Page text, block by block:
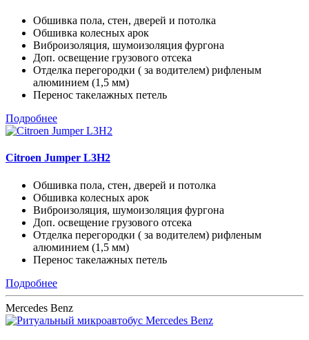
Обшивка пола, стен, дверей и потолка
Обшивка колесных арок
Виброизоляция, шумоизоляция фургона
Доп. освещение грузового отсека
Отделка перегородки ( за водителем) рифленым
алюминием (1,5 мм)
Перенос такелажных петель
Подробнее
Citroen Jumper L3H2
Обшивка пола, стен, дверей и потолка
Обшивка колесных арок
Виброизоляция, шумоизоляция фургона
Доп. освещение грузового отсека
Отделка перегородки ( за водителем) рифленым
алюминием (1,5 мм)
Перенос такелажных петель
Подробнее
Mercedes Benz